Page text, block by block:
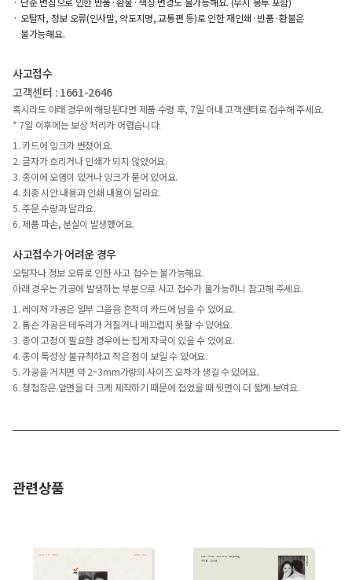
오탈자, 정보 오류(인사말, 약도지명, 교통편 등)로 인한 재인쇄·반품·환불은
불가능해요.
사고접수
고객센터 : 1661-2646
혹시라도 아래 경우에 해당된다면 제품 수령 후, 7일 이내 고객센터로 접수해 주세요.
* 7일 이후에는 보상 처리가 어렵습니다.
1. 카드에 잉크가 번졌어요.
2. 글자가 흐리거나 인쇄가 되지 않았어요.
3. 종이에 오염이 있거나 잉크가 묻어 있어요.
4. 최종 시안 내용과 인쇄 내용이 달라요.
5. 주문 수량과 달라요.
6. 제품 파손, 분실이 발생했어요.
사고접수가 어려운 경우
오탈자나 정보 오류로 인한 사고 접수는 불가능해요.
아래 경우는 가공에 발생하는 부분으로 사고 접수가 불가능하니 참고해 주세요.
1. 레이저 가공은 일부 그을음 흔적이 카드에 남을 수 있어요.
2. 톰슨 가공은 테두리가 거칠거나 매끄럽지 못할 수 있어요.
3. 종이 고정이 필요한 경우에는 집게 자국이 있을 수 있어요.
4. 종이 특성상 불규칙하고 작은 점이 보일 수 있어요.
5. 가공을 거치면 약 2~3mm가량의 사이즈 오차가 생길 수 있어요.
6. 청첩장은 앞면을 더 크게 제작하기 때문에 접었을 때 뒷면이 더 짧게 보여요.
관련상품